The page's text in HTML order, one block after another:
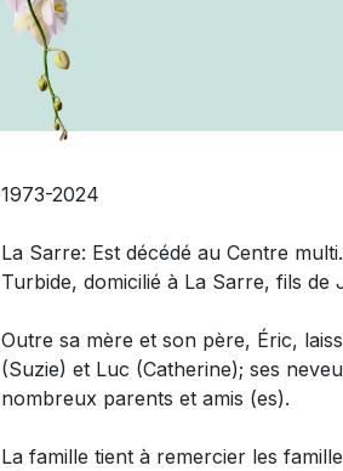
1973-2024
La Sarre: Est décédé au Centre
Turbide, domicilié à La Sarre, fils
Outre sa mère et son père, Éric,
(Suzie) et Luc (Catherine); ses
nombreux parents et amis (es).
La famille tient à remercier les